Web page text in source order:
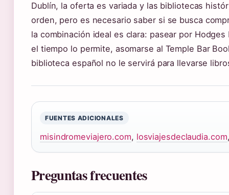
Dublín, la oferta es variada y las bibliotecas
orden, pero es necesario saber si se busca
la combinación ideal es clara: pasear por
el tiempo lo permite, asomarse al Temple Bar
biblioteca español no le servirá para llevarse
FUENTES ADICIONALES
misindromeviajero.com, losviajesdeclaudia.com
Preguntas frecuentes